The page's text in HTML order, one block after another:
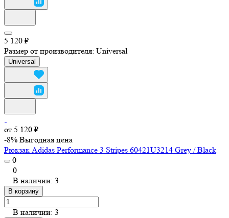
5 120 ₽
Размер от производителя: Universal
Universal
от 5 120 ₽
-8% Выгодная цена
Рюкзак Adidas Performance 3 Stripes 60421U3214 Grey / Black
0
0
В наличии: 3
В корзину
В наличии: 3